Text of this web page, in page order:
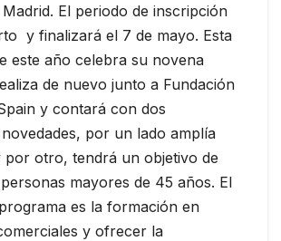
El periodo de inscripción
y finalizará el 7 de mayo. Esta
este año celebra su novena
de nuevo junto a Fundación
y contará con dos
por un lado amplía
por otro, tendrá un objetivo de
mayores de 45 años. El
es la formación en
y ofrecer la